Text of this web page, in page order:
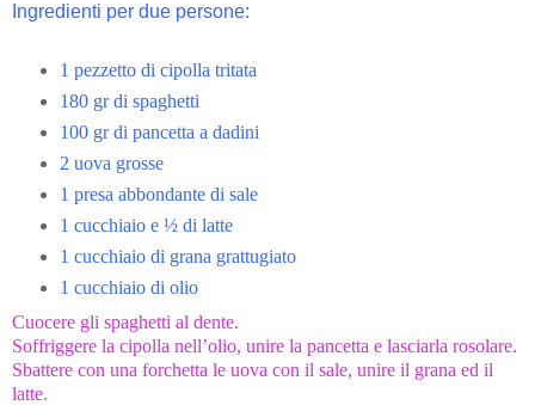
Ingredienti per due persone:
1 pezzetto di cipolla tritata
180 gr di spaghetti
100 gr di pancetta a dadini
2 uova grosse
1 presa abbondante di sale
1 cucchiaio e ½ di latte
1 cucchiaio di grana grattugiato
1 cucchiaio di olio
Cuocere gli spaghetti al dente.
Soffriggere la cipolla nell’olio, unire la pancetta e lasciarla rosolare.
Sbattere con una forchetta le uova con il sale, unire il grana ed il
latte.